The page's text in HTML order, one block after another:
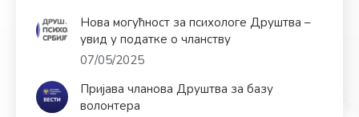
Нова могућност за психологе Друштва –
увид у податке о чланству
07/05/2025
Пријава чланова Друштва за базу
волонтера